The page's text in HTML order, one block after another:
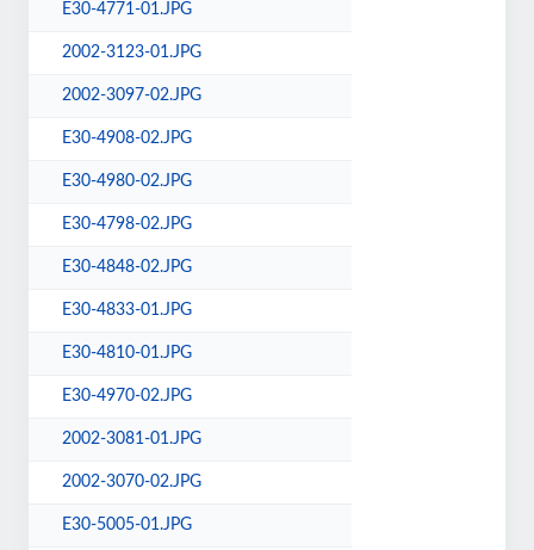
E30-4771-01.JPG
2002-3123-01.JPG
2002-3097-02.JPG
E30-4908-02.JPG
E30-4980-02.JPG
E30-4798-02.JPG
E30-4848-02.JPG
E30-4833-01.JPG
E30-4810-01.JPG
E30-4970-02.JPG
2002-3081-01.JPG
2002-3070-02.JPG
E30-5005-01.JPG